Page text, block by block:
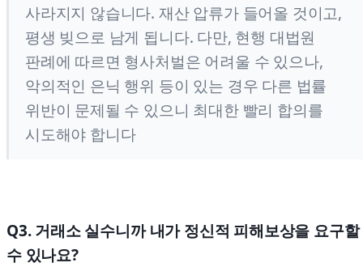
사라지지 않습니다. 재산 압류가 들어올 것이고,
평생 빚으로 남게 됩니다. 다만, 현행 대법원
판례에 따르면 형사처벌은 어려울 수 있으나,
악의적인 은닉 행위 등이 있는 경우 다른 법률
위반이 문제될 수 있으니 최대한 빨리 합의를
시도해야 합니다
Q3. 거래소 실수니까 내가 정신적 피해보상을 요구할
수 있나요?